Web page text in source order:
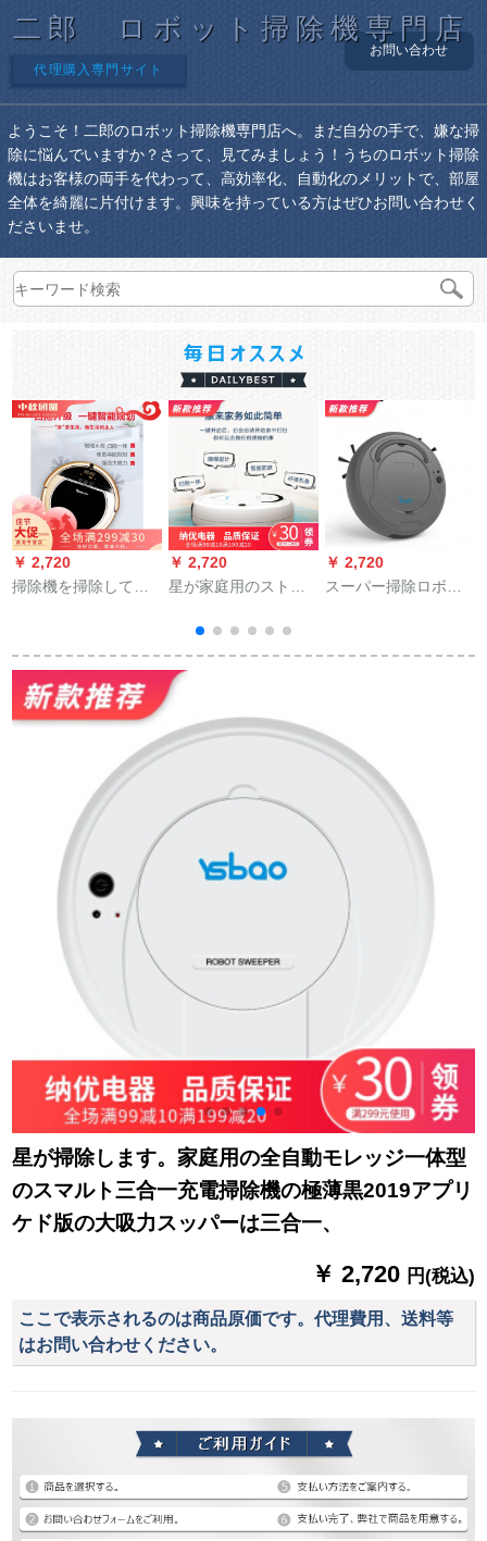
二郎 ロボット掃除機専門店
代理購入専門サイト
お問い合わせ
ようこそ！二郎のロボット掃除機専門店へ。まだ自分の手で、嫌な掃
除に悩んでいますか？さって、見てみましょう！うちのロボット掃除
機はお客様の両手を代わって、高効率化、自動化のメリットで、部屋
全体を綺麗に片付けます。興味を持っている方はぜひお問い合わせく
ださいませ。
￥ 2,720
掃除機を掃除してい
をかけています。
￥ 2,720
星が家庭用のストー
しています。同じる
くけ者掃除機の超薄
型クリーク【国内モ
￥ 2,720
スーパー掃除ロボッ
いて家庭用パングレ
星が掃除します。家庭用の全自動モレッジ一体型
のスマルト三合一充電掃除機の極薄黒2019アプリ
ケド版の大吸力スッパーは三合一、
￥ 2,720 円(税込)
ここで表示されるのは商品原価です。代理費用、送料等
はお問い合わせください。